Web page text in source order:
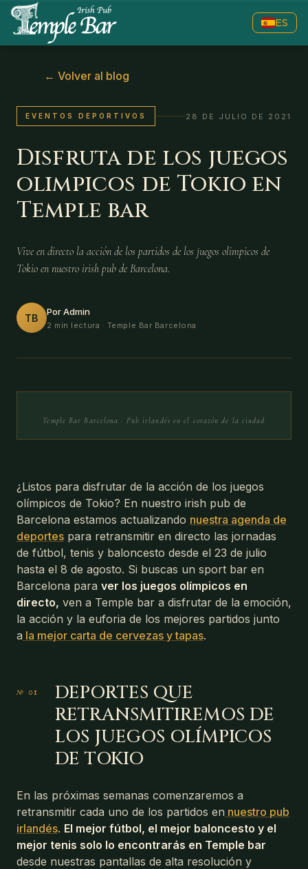
ES
← Volver al blog
EVENTOS DEPORTIVOS 28 DE JULIO DE 2021
Disfruta de los juegos
olimpicos de Tokio en
Temple bar
Vive en directo la acción de los partidos de los juegos olimpicos de
Tokio en nuestro irish pub de Barcelona.
TB
Por Admin
2 min lectura · Temple Bar Barcelona
Temple Bar Barcelona · Pub irlandés en el corazón de la ciudad
¿Listos para disfrutar de la acción de los juegos
olímpicos de Tokio? En nuestro irish pub de
Barcelona estamos actualizando nuestra agenda de
deportes para retransmitir en directo las jornadas
de fútbol, tenis y baloncesto desde el 23 de julio
hasta el 8 de agosto. Si buscas un sport bar en
Barcelona para ver los juegos olímpicos en
directo, ven a Temple bar a disfrutar de la emoción,
la acción y la euforia de los mejores partidos junto
a la mejor carta de cervezas y tapas.
DEPORTES QUE
RETRANSMITIREMOS DE
LOS JUEGOS OLÍMPICOS
DE TOKIO
En las próximas semanas comenzaremos a
retransmitir cada uno de los partidos en nuestro pub
irlandés. El mejor fútbol, el mejor baloncesto y el
mejor tenis solo lo encontrarás en Temple bar
desde nuestras pantallas de alta resolución y